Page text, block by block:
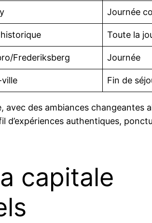
Journée
Toute la
Frederiksberg Journée
Fin de
des ambiances changeantes
authentiques,
capitale